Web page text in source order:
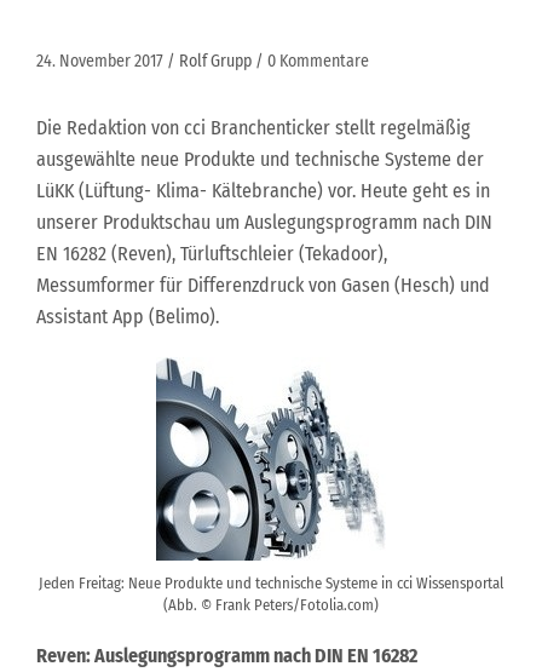
24. November 2017 Rolf Grupp 0 Kommentare
Die Redaktion von cci Branchenticker stellt regelmäßig
ausgewählte neue Produkte und technische Systeme der
LüKK (Lüftung- Klima- Kältebranche) vor. Heute geht es in
unserer Produktschau um Auslegungsprogramm nach DIN
EN 16282 (Reven), Türluftschleier (Tekadoor),
Messumformer für Differenzdruck von Gasen (Hesch) und
Assistant App (Belimo).
Jeden Freitag: Neue Produkte und technische Systeme in cci Wissensportal
(Abb. © Frank Peters/Fotolia.com)
Reven: Auslegungsprogramm nach DIN EN 16282